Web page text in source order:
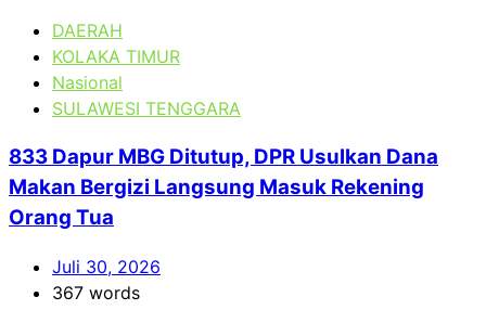
DAERAH
KOLAKA TIMUR
Nasional
SULAWESI TENGGARA
833 Dapur MBG Ditutup, DPR Usulkan Dana
Makan Bergizi Langsung Masuk Rekening
Orang Tua
Juli 30, 2026
367 words